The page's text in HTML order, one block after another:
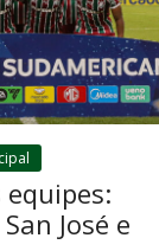
José e